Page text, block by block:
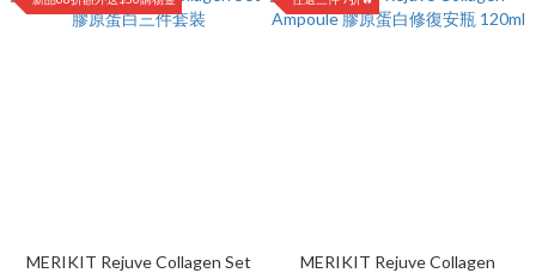
MERIKIT Rejuve Collagen Set
MERIKIT Rejuve Collagen